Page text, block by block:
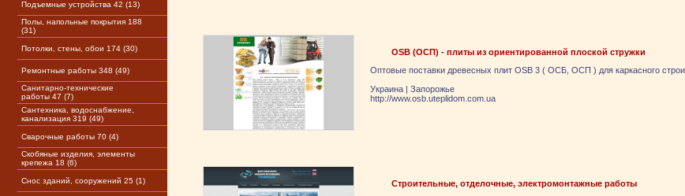
Подъемные устройства 42 (13)
Полы, напольные покрытия 188
(31)
Потолки, стены, обои 174 (30)
Ремонтные работы 348 (49)
Санитарно-технические
работы 47 (7)
Сантехника, водоснабжение,
канализация 319 (49)
Сварочные работы 70 (4)
Скобяные изделия, элементы
крепежа 18 (6)
Снос зданий, сооружений 25 (1)
OSB (ОСП) - плиты из ориентированной плоской стружки
Оптовые поставки древесных плит OSB 3 ( ОСБ, ОСП ) для каркасного
Украина | Запорожье
http://www.osb.uteplidom.com.ua
Строительные, отделочные, электромонтажные работы